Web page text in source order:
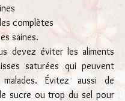
complètes
saines.
devez éviter les aliments
saturées qui peuvent
Évitez aussi de
sucre ou trop du sel pour